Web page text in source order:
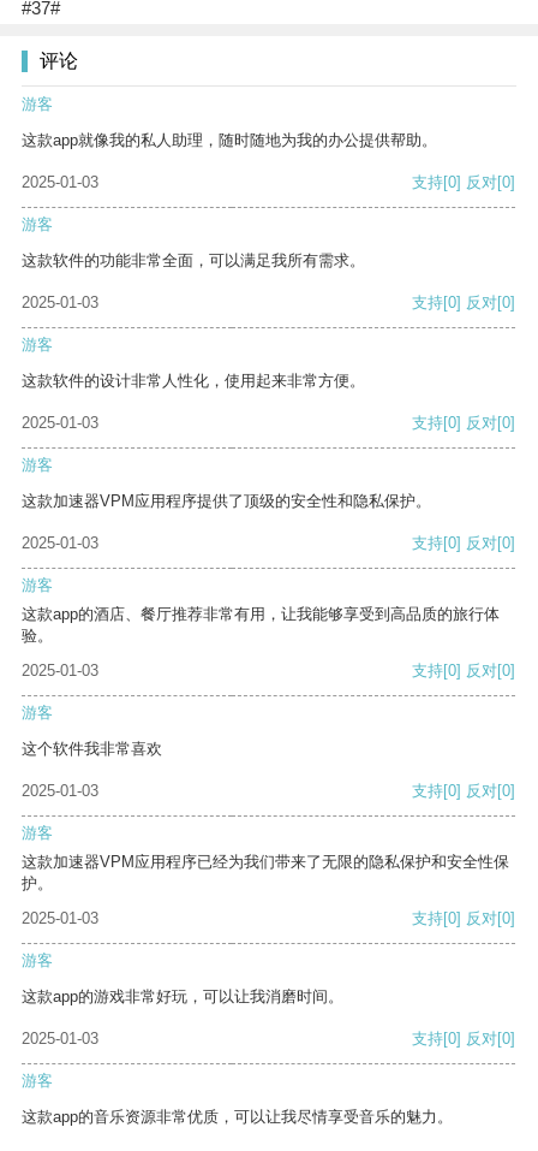
#37#
评论
游客
这款app就像我的私人助理，随时随地为我的办公提供帮助。
2025-01-03 支持[0] 反对[0]
游客
这款软件的功能非常全面，可以满足我所有需求。
2025-01-03 支持[0] 反对[0]
游客
这款软件的设计非常人性化，使用起来非常方便。
2025-01-03 支持[0] 反对[0]
游客
这款加速器VPM应用程序提供了顶级的安全性和隐私保护。
2025-01-03 支持[0] 反对[0]
游客
这款app的酒店、餐厅推荐非常有用，让我能够享受到高品质的旅行体
验。
2025-01-03
支持[0] 反对[0]
游客
这个软件我非常喜欢
2025-01-03 支持[0] 反对[0]
游客
这款加速器VPM应用程序已经为我们带来了无限的隐私保护和安全性保
护。
2025-01-03
支持[0] 反对[0]
游客
这款app的游戏非常好玩，可以让我消磨时间。
2025-01-03 支持[0] 反对[0]
游客
这款app的音乐资源非常优质，可以让我尽情享受音乐的魅力。